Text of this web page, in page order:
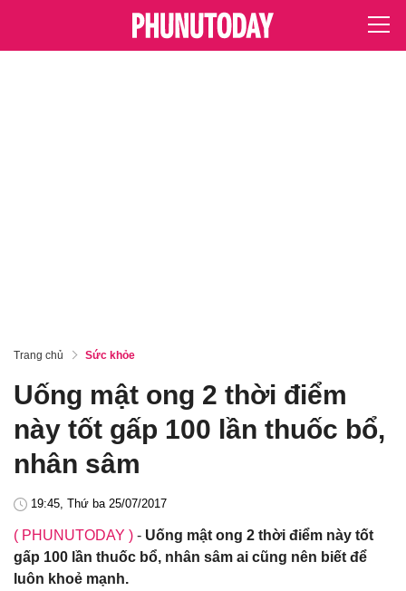
Trang chủ Sức khỏe
Uống mật ong 2 thời điểm
này tốt gấp 100 lần thuốc bổ,
nhân sâm
19:45, Thứ ba 25/07/2017
( PHUNUTODAY ) - Uống mật ong 2 thời điểm này tốt
gấp 100 lần thuốc bổ, nhân sâm ai cũng nên biết để
luôn khoẻ mạnh.